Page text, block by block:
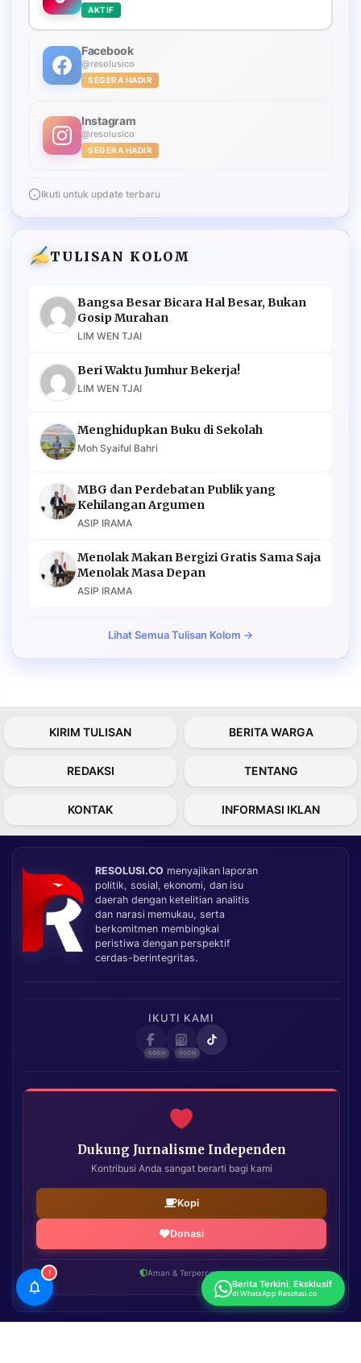
AKTIF
Facebook
@resolusico
SEGERA HADIR
Instagram
@resolusico
SEGERA HADIR
Ikuti untuk update terbaru
TULISAN KOLOM
Bangsa Besar Bicara Hal Besar, Bukan
Gosip Murahan
LIM WEN TJAI
Beri Waktu Jumhur Bekerja!
LIM WEN TJAI
Menghidupkan Buku di Sekolah
Moh Syaiful Bahri
MBG dan Perdebatan Publik yang
Kehilangan Argumen
ASIP IRAMA
Menolak Makan Bergizi Gratis Sama Saja
Menolak Masa Depan
ASIP IRAMA
Lihat Semua Tulisan Kolom →
KIRIM TULISAN BERITA WARGA
REDAKSI TENTANG
KONTAK INFORMASI IKLAN
RESOLUSI.CO menyajikan laporan
politik, sosial, ekonomi, dan isu
daerah dengan ketelitian analitis
dan narasi memukau, serta
berkomitmen membingkai
peristiwa dengan perspektif
cerdas-berintegritas.
IKUTI KAMI
Dukung Jurnalisme Independen
Kontribusi Anda sangat berarti bagi kami
Kopi
Donasi
Aman & Terpercaya
!
Berita Terkini, Eksklusif
di WhatsApp Resolusi.co